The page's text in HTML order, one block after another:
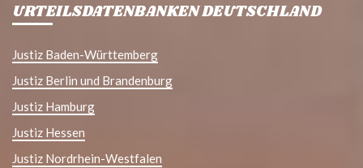
URTEILSDATENBANKEN DEUTSCHLAND
Justiz Baden-Württemberg
Justiz Berlin und Brandenburg
Justiz Hamburg
Justiz Hessen
Justiz Nordrhein-Westfalen